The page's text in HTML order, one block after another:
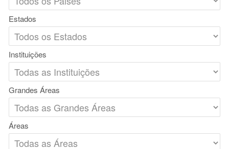
Estados
Instituições
Grandes Áreas
Áreas